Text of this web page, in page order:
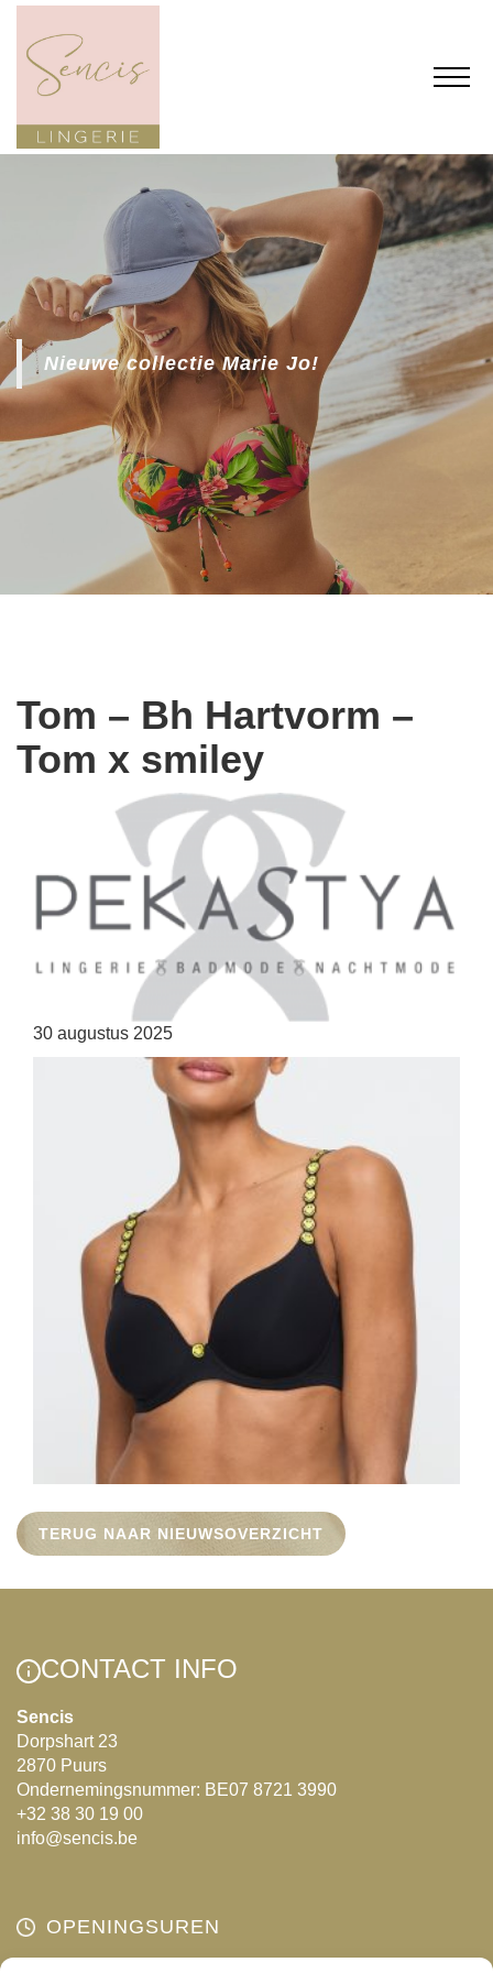
HOME
SHOP
MERKEN
NIEUWS
CONTACT
Nieuwe collectie Marie Jo!
Tom – Bh Hartvorm –
Tom x smiley
30 augustus 2025
TERUG NAAR NIEUWSOVERZICHT
CONTACT INFO
Sencis
Dorpshart 23
2870 Puurs
Ondernemingsnummer: BE07 8721 3990
+32 38 30 19 00
info@sencis.be
OPENINGSUREN